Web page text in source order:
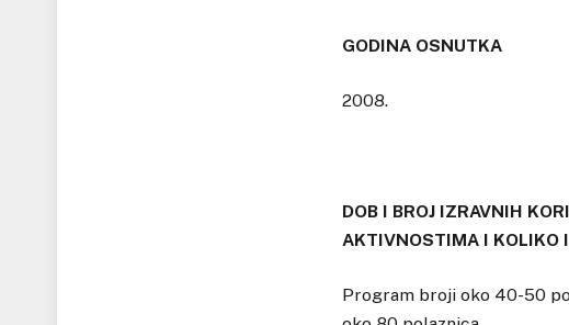
GODINA OSNUTKA
2008.
DOB I BROJ IZRAVNIH
AKTIVNOSTIMA I KOLIKO
Program broji oko 40-50